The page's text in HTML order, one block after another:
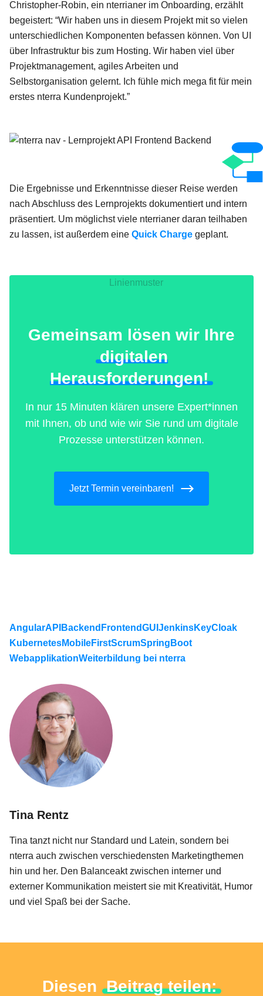
Christopher-Robin, ein nterrianer im Onboarding, erzählt
begeistert: “Wir haben uns in diesem Projekt mit so vielen
unterschiedlichen Komponenten befassen können. Von UI
über Infrastruktur bis zum Hosting. Wir haben viel über
Projektmanagement, agiles Arbeiten und
Selbstorganisation gelernt. Ich fühle mich mega fit für mein
erstes nterra Kundenprojekt.”
Die Ergebnisse und Erkenntnisse dieser Reise werden
nach Abschluss des Lernprojekts dokumentiert und intern
präsentiert. Um möglichst viele nterrianer daran teilhaben
zu lassen, ist außerdem eine Quick Charge geplant.
Gemeinsam lösen wir Ihre
digitalen
Herausforderungen!
In nur 15 Minuten klären unsere Expert*innen
mit Ihnen, ob und wie wir Sie rund um digitale
Prozesse unterstützen können.
Jetzt Termin vereinbaren!
AngularAPI Backend FrontendGUI JenkinsKeyCloak
KubernetesMobileFirstScrumSpringBoot
WebapplikationWeiterbildung bei nterra
Tina Rentz
Tina tanzt nicht nur Standard und Latein, sondern bei
nterra auch zwischen verschiedensten Marketingthemen
hin und her. Den Balanceakt zwischen interner und
externer Kommunikation meistert sie mit Kreativität, Humor
und viel Spaß bei der Sache.
Diesen Beitrag teilen: